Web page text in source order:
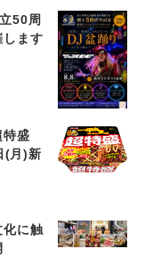
50周
します
特盛
(月)新
化に触